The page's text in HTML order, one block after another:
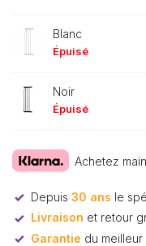
Blanc
Épuisé
Noir
Épuisé
Achetez
Depuis 30 ans le
Livraison et retour
Garantie du meilleur